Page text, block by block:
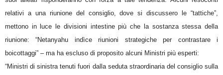
relativi a una riunione del consiglio, dove si discussero le “tattiche”,
mettono in luce le divisioni intestine più che la sostanza stessa della
riunione: “Netanyahu indìce riunioni strategiche per contrastare i
boicottaggi” – ma ha escluso di proposito alcuni Ministri più esperti:
“Ministri di sinistra tenuti fuori dalla seduta straordinaria del consiglio sulla